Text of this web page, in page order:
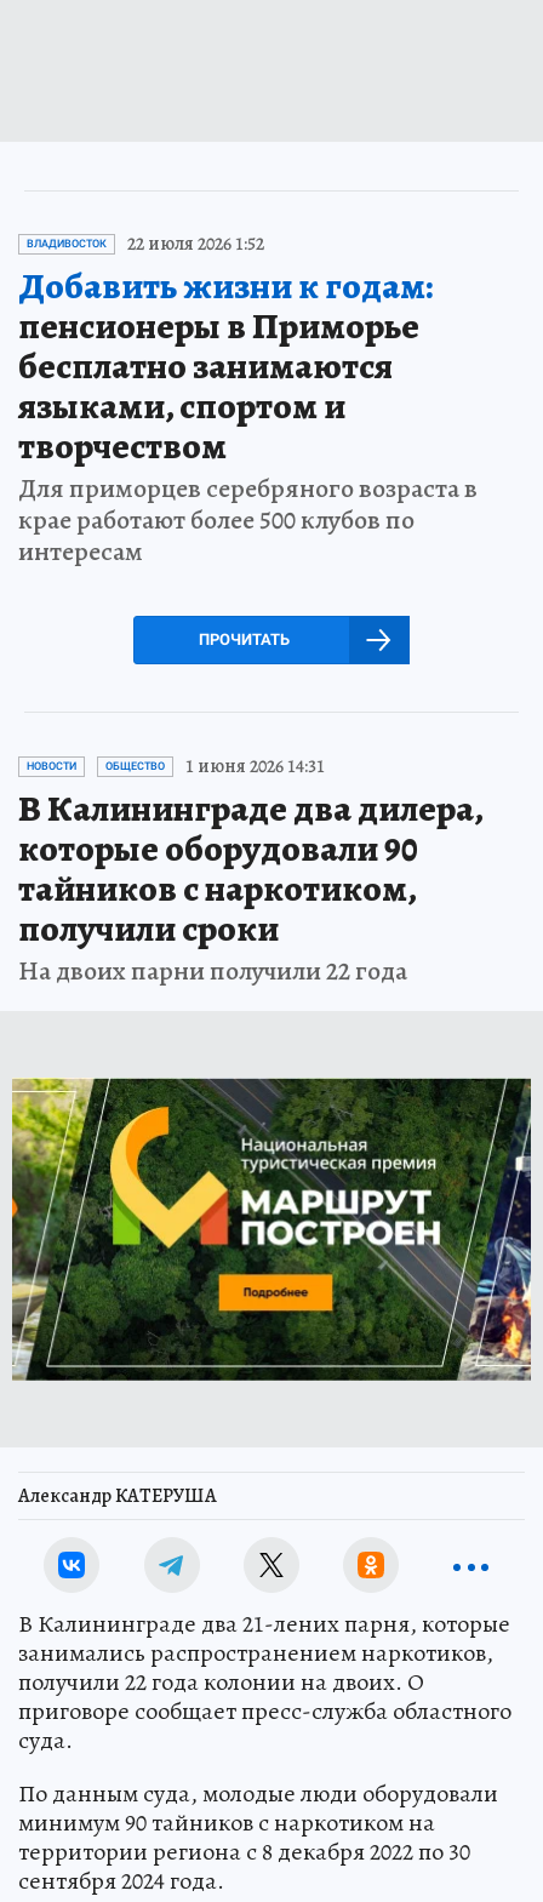
ВЛАДИВОСТОК 22 июля 2026 1:52
Добавить жизни к годам:
пенсионеры в Приморье
бесплатно занимаются
языками, спортом и
творчеством
Для приморцев серебряного возраста в
крае работают более 500 клубов по
интересам
ПРОЧИТАТЬ
НОВОСТИ ОБЩЕСТВО 1 июня 2026 14:31
В Калининграде два дилера,
которые оборудовали 90
тайников с наркотиком,
получили сроки
На двоих парни получили 22 года
Александр КАТЕРУША
В Калининграде два 21-лених парня, которые
занимались распространением наркотиков,
получили 22 года колонии на двоих. О
приговоре сообщает пресс-служба областного
суда.
По данным суда, молодые люди оборудовали
минимум 90 тайников с наркотиком на
территории региона с 8 декабря 2022 по 30
сентября 2024 года.